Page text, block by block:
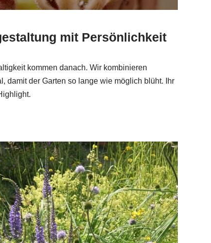
mit Persönlichkeit
kommen danach. Wir kombinieren
damit der Garten so lange wie möglich blüht. Ihr